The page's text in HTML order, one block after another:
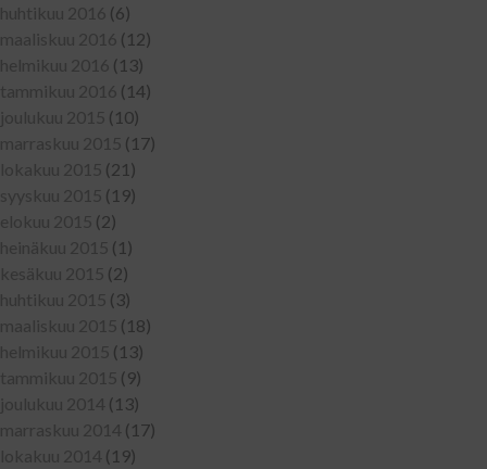
huhtikuu 2016
(6)
maaliskuu 2016
(12)
helmikuu 2016
(13)
tammikuu 2016
(14)
joulukuu 2015
(10)
marraskuu 2015
(17)
lokakuu 2015
(21)
syyskuu 2015
(19)
elokuu 2015
(2)
heinäkuu 2015
(1)
kesäkuu 2015
(2)
huhtikuu 2015
(3)
maaliskuu 2015
(18)
helmikuu 2015
(13)
tammikuu 2015
(9)
joulukuu 2014
(13)
marraskuu 2014
(17)
lokakuu 2014
(19)